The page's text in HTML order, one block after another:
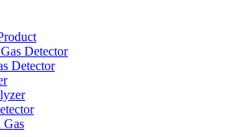
Detector
Detector
Gas